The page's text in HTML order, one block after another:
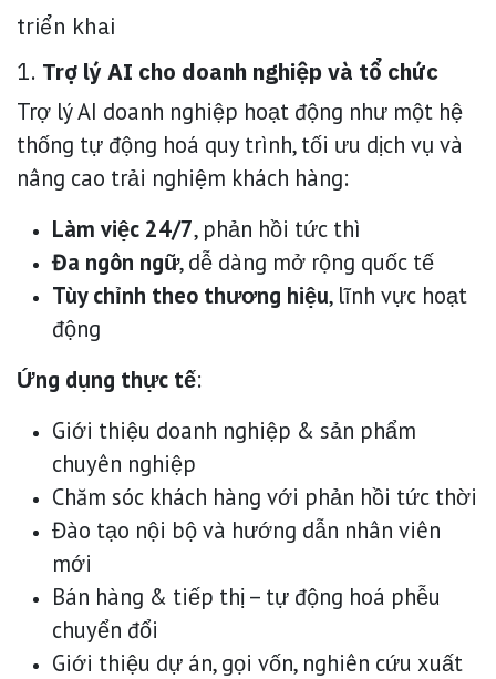
triển khai
1. Trợ lý AI cho doanh nghiệp và tổ chức
Trợ lý AI doanh nghiệp hoạt động như một hệ
thống tự động hoá quy trình, tối ưu dịch vụ và
nâng cao trải nghiệm khách hàng:
Làm việc 24/7, phản hồi tức thì
Đa ngôn ngữ, dễ dàng mở rộng quốc tế
Tùy chỉnh theo thương hiệu, lĩnh vực hoạt
động
Ứng dụng thực tế:
Giới thiệu doanh nghiệp & sản phẩm
chuyên nghiệp
Chăm sóc khách hàng với phản hồi tức thời
Đào tạo nội bộ và hướng dẫn nhân viên
mới
Bán hàng & tiếp thị – tự động hoá phễu
chuyển đổi
Giới thiệu dự án, gọi vốn, nghiên cứu xuất